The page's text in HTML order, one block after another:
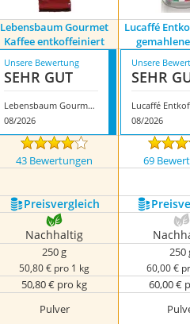
Lebensbaum Gourmet
Kaffee entkoffeiniert
Lucaffé
Unsere Bewertung
SEHR GUT
Lebensbaum Gourmet Kaffee entkoffeiniert
08/2026
Unsere
SEHR
08/2026
43 Bewertungen 69
Preis­vergleich
Nachhaltig
250 g
50,80 € pro 1 kg
250
60,00 €
50,80 € pro kg 60,00 €
Pulver